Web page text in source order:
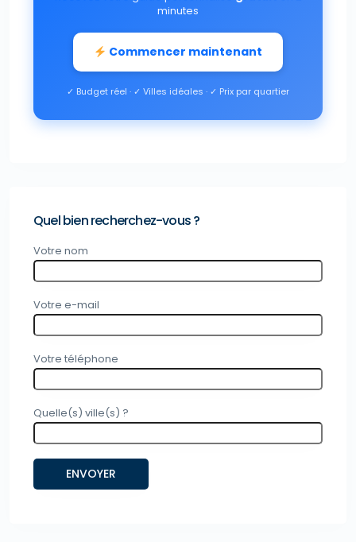
minutes
Commencer maintenant
✓ Budget réel · ✓ Villes idéales · ✓ Prix par quartier
Quel bien recherchez-vous ?
Votre nom
Votre e-mail
Votre téléphone
Quelle(s) ville(s) ?